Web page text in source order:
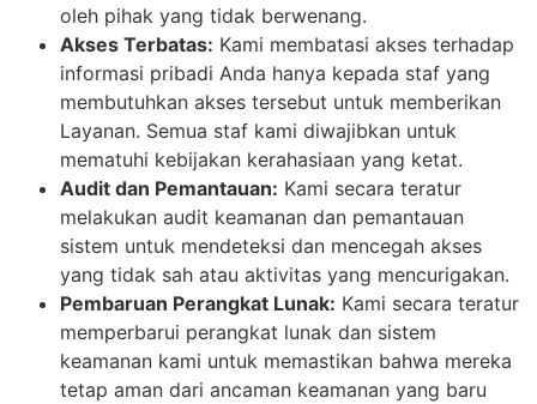
oleh pihak yang tidak berwenang.
Akses Terbatas: Kami membatasi akses terhadap
informasi pribadi Anda hanya kepada staf yang
membutuhkan akses tersebut untuk memberikan
Layanan. Semua staf kami diwajibkan untuk
mematuhi kebijakan kerahasiaan yang ketat.
Audit dan Pemantauan: Kami secara teratur
melakukan audit keamanan dan pemantauan
sistem untuk mendeteksi dan mencegah akses
yang tidak sah atau aktivitas yang mencurigakan.
Pembaruan Perangkat Lunak: Kami secara teratur
memperbarui perangkat lunak dan sistem
keamanan kami untuk memastikan bahwa mereka
tetap aman dari ancaman keamanan yang baru